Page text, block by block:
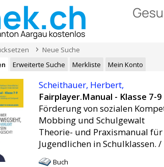
Neue Suche
Erweiterte Suche Merkliste Mein Konto
Scheithauer, Herbert,
Fairplayer.Manual - Klasse 7-9
Förderung von sozialen
Mobbing und Schulgewalt
Theorie- und Praxismanual
Jugendlichen in Schulklassen. /
Buch